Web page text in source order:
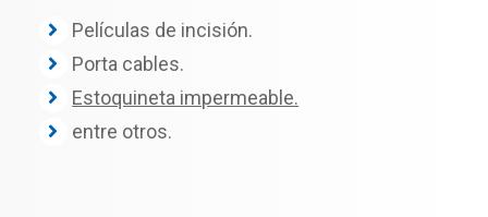
Películas de incisión.
Porta cables.
Estoquineta impermeable.
entre otros.